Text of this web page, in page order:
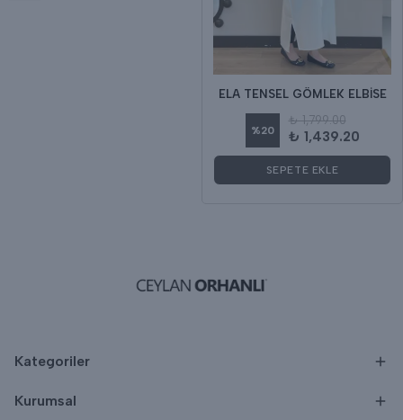
ELA TENSEL GÖMLEK ELBİSE
%20
₺ 1,799.00
₺ 1,439.20
SEPETE EKLE
Kategoriler
Kurumsal